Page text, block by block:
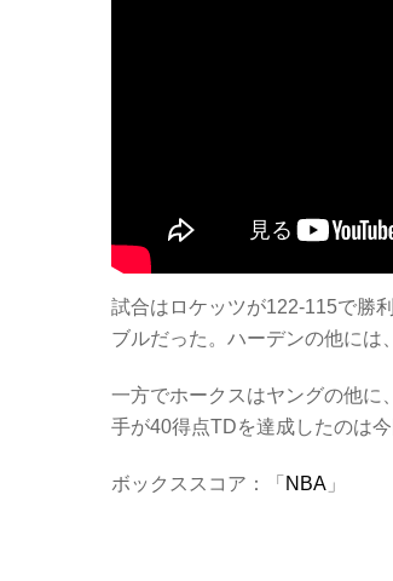
試合はロケッツが122-115で勝
ブルだった。ハーデンの他には
一方でホークスはヤングの他に
手が40得点TDを達成したのは今
ボックススコア：「 NBA 」